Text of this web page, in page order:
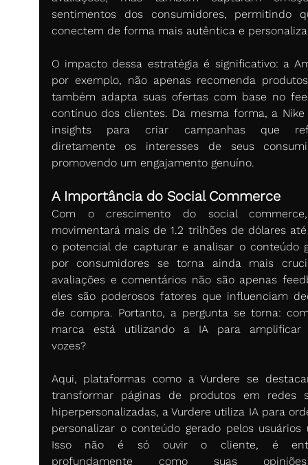
sentimentos dos consumidores, permitindo
conectem de forma mais autêntica e
O impacto dessa estratégia é significativo: a
por exemplo, não apenas recomenda
também adapta suas ofertas com base no
contínuo dos clientes. Da mesma forma, a Nike
insights para criar campanhas que
diretamente os interesses de seus
promovendo um engajamento genuíno.
A Importância do Social Commerce
Com o crescimento do social
movimentará mais de 1.2 trilhões de dólares
o potencial de capturar e analisar o conteúdo
por consumidores se torna ainda mais
avaliações e comentários não são apenas
eles são poderosos fatores que influenciam
de compra. Portanto, a pergunta se torna:
marca está utilizando a IA para amplificar
vozes?
Aqui, plataformas como a Vurdere se
transformar páginas de produtos em redes
hiperpersonalizadas, a Vurdere utiliza IA para
personalizar o conteúdo gerado pelos usuários
Isso não é só ouvir o cliente, é
profundamente como suas